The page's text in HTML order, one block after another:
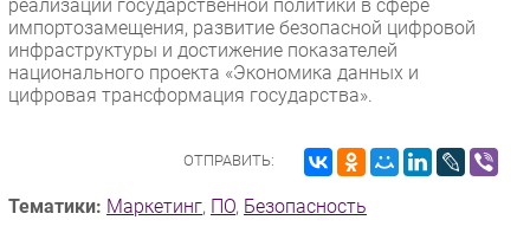
реализации государственной политики в сфере
импортозамещения, развитие безопасной цифровой
инфраструктуры и достижение показателей
национального проекта «Экономика данных и
цифровая трансформация государства».
ОТПРАВИТЬ:
Тематики: Маркетинг, ПО, Безопасность